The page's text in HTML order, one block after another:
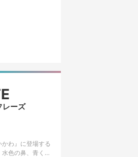
レーズ
わ』に登場する
色の鼻、青くふ